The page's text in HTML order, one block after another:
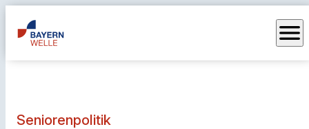
menu
Seniorenpolitik